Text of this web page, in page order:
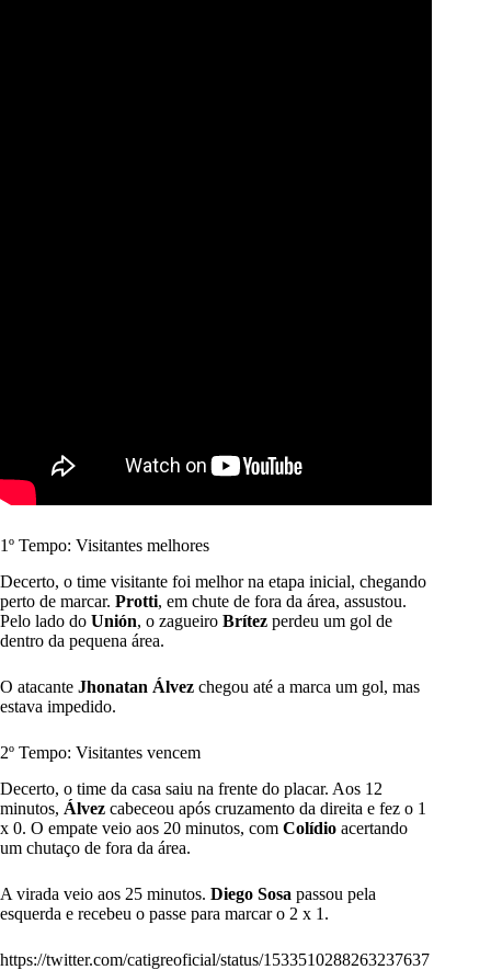
1º Tempo: Visitantes melhores
Decerto, o time visitante foi melhor na etapa inicial, chegando
perto de marcar. Protti, em chute de fora da área, assustou.
Pelo lado do Unión, o zagueiro Brítez perdeu um gol de
dentro da pequena área.
O atacante Jhonatan Álvez chegou até a marca um gol, mas
estava impedido.
2º Tempo: Visitantes vencem
Decerto, o time da casa saiu na frente do placar. Aos 12
minutos, Álvez cabeceou após cruzamento da direita e fez o 1
x 0. O empate veio aos 20 minutos, com Colídio acertando
um chutaço de fora da área.
A virada veio aos 25 minutos. Diego Sosa passou pela
esquerda e recebeu o passe para marcar o 2 x 1.
https://twitter.com/catigreoficial/status/1533510288263237637